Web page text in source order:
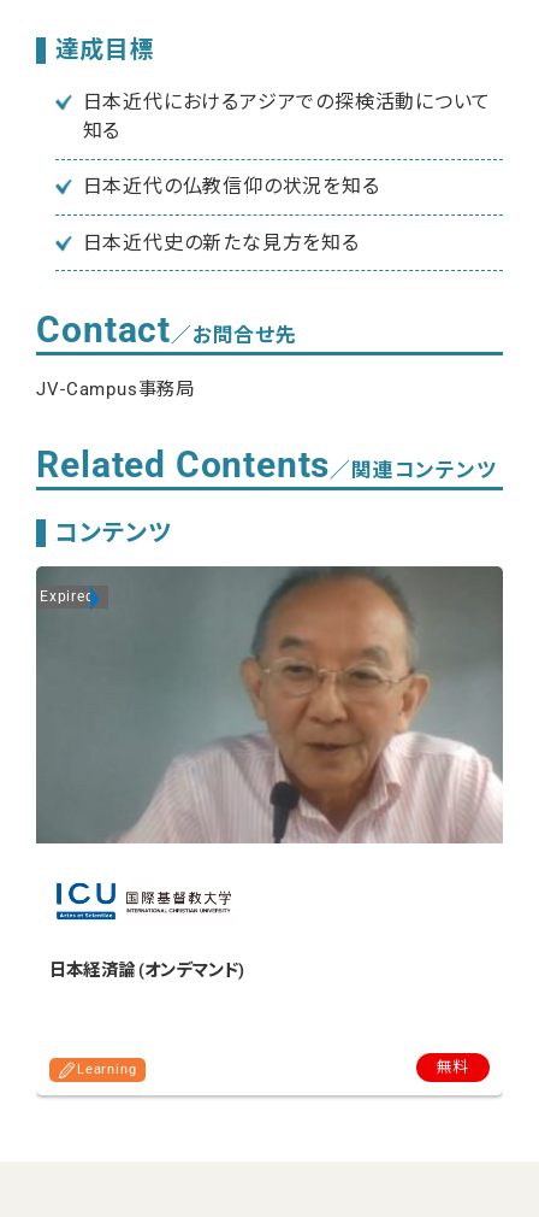
達成目標
日本近代におけるアジアでの探検活動について
知る
日本近代の仏教信仰の状況を知る
日本近代史の新たな見方を知る
Contact／お問合せ先
JV-Campus事務局
Related Contents／関連コンテンツ
コンテンツ
日本経済論 (オンデマンド)
Learning 無料
Expired